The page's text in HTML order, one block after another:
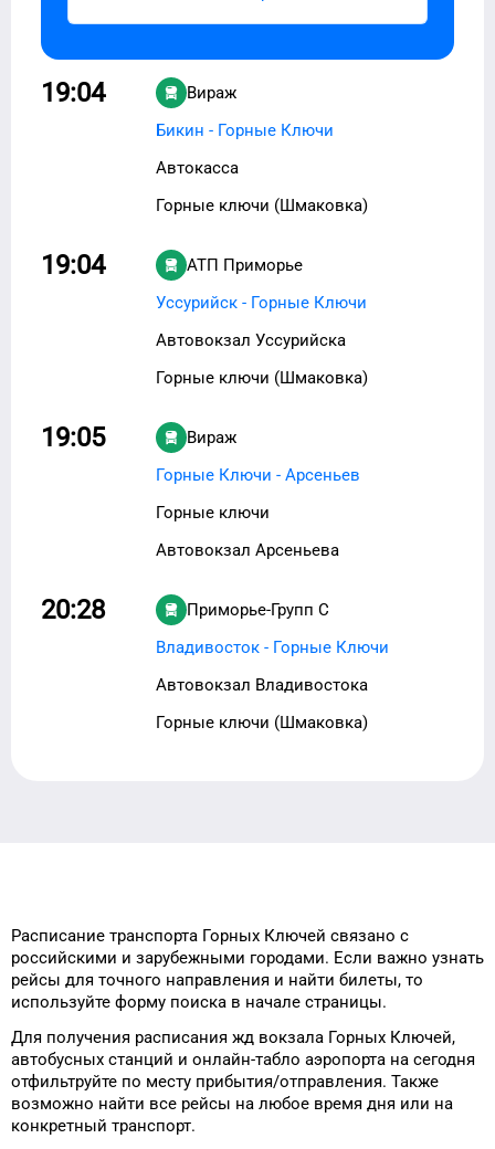
19:04
Вираж
Бикин - Горные Ключи
Автокасса
Горные ключи (Шмаковка)
19:04
АТП Приморье
Уссурийск - Горные Ключи
Автовокзал Уссурийска
Горные ключи (Шмаковка)
19:05
Вираж
Горные Ключи - Арсеньев
Горные ключи
Автовокзал Арсеньева
20:28
Приморье-Групп С
Владивосток - Горные Ключи
Автовокзал Владивостока
Горные ключи (Шмаковка)
Расписание транспорта Горных Ключей связано с
российскими и зарубежными городами. Если важно узнать
рейсы для точного направления и найти билеты, то
используйте форму поиска в начале страницы.
Для получения расписания жд вокзала Горных Ключей,
автобусных станций и онлайн-табло аэропорта на сегодня
отфильтруйте по месту прибытия/отправления. Также
возможно найти все рейсы на любое время дня или на
конкретный транспорт.